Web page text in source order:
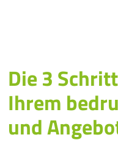
Die 3
Ihrem
und